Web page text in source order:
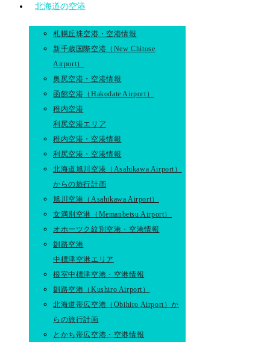
北海道の空港
札幌丘珠空港・空港情報
新千歳国際空港（New Chitose
Airport）
奥尻空港・空港情報
函館空港（Hakodate Airport）
稚内空港
利尻空港エリア
稚内空港・空港情報
利尻空港・空港情報
北海道旭川空港（Asahikawa Airport）
からの旅行計画
旭川空港（Asahikawa Airport）
女満別空港（Memanbetsu Airport）
オホーツク紋別空港・空港情報
釧路空港
中標津空港エリア
根室中標津空港・空港情報
釧路空港（Kushiro Airport）
北海道帯広空港（Obihiro Airport）か
らの旅行計画
とかち帯広空港・空港情報